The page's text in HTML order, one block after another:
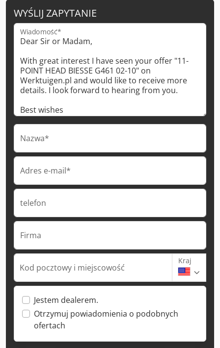
WYŚLIJ ZAPYTANIE
Wiadomość*
Nazwa*
Adres e-mail*
telefon
Firma
Kod pocztowy i miejscowość
Kraj
Jestem dealerem.
Otrzymuj powiadomienia o podobnych
ofertach